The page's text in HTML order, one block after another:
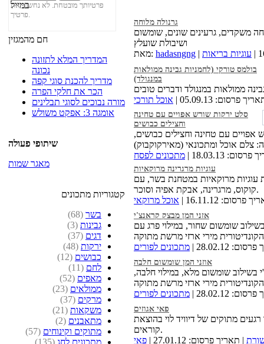
פרטיותך מובטחת. לא נחשוף את
פרטיך.
חם מהמגזין
המדריך המלא לתזונה
נכונה
מדריך להכנת סוגי קפה
הכר את חלקי הפרה
מורה נבוכים לסוגי תבלינים
אומגה 3: אפקט משולש
שיתופי פעולה
מאגר שמות
קטגוריות מתכונים
בשר (68)
גבינות (3)
דגים (37)
ירקות (48)
כבושים (12)
לחם (11)
מאפים (52)
ממולאים (23)
מרקים (37)
משקאות (21)
מתאבנים (2)
מתוקים וקינוחים (57)
מתכונים לחג (135)
גרנולה מלוחה
משקדים, גרעינים שונים, שומשום
ושיבולת שועלץ
מאת: hadasngng עוגיות בריאות
בולמס טורקי (לחמניות גבינה ממולאות
במנגולד)
פרסום: 05.09.13 | אוכל תורכי
סלט ירקות שורש אפויים עם טחינה
וחצילים כבושים
עם טחינה וחצילים כבושים,
18.03.13 | מתכונים לפסח
עוגיות מרגרינה מרוקאיות
עוגיות מרוקאיות במטחנת בשר, עם
קוקוס, מרגרינה, אבקת אפיה וסוכר.
פרסום: 16.11.12 |
אוכל מרוקאי
אזני המן מבצק קראנצ'י
שומשום שחור, במילוי פרג עם
28.02.12 | מתכונים לפורים
אוזני המן שומשום חלבה
בשילוב שומשום מלא, במילוי חלבה,
28.02.12 | מתכונים לפורים
פאי אגוזים
מתוקים של דיוויד לוי בהוצאת
קוראים.
| תאריך פרסום: 27.01.12 | פאי